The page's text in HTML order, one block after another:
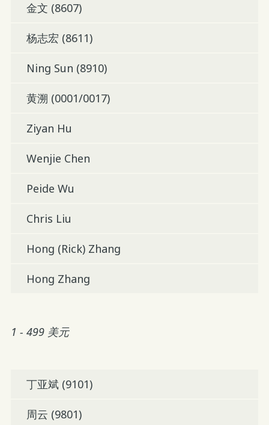
金文 (8607)
杨志宏 (8611)
Ning Sun (8910)
黄溯 (0001/0017)
Ziyan Hu
Wenjie Chen
Peide Wu
Chris Liu
Hong (Rick) Zhang
Hong Zhang
1 - 499 美元
丁亚斌 (9101)
周云 (9801)